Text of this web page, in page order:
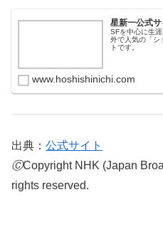
星新一公式サ
SFを中心に生
外で人気の「シ
トです。
www.hoshishinichi.com
出典： 公式サイト
ⒸCopyright NHK (Japan
rights reserved.